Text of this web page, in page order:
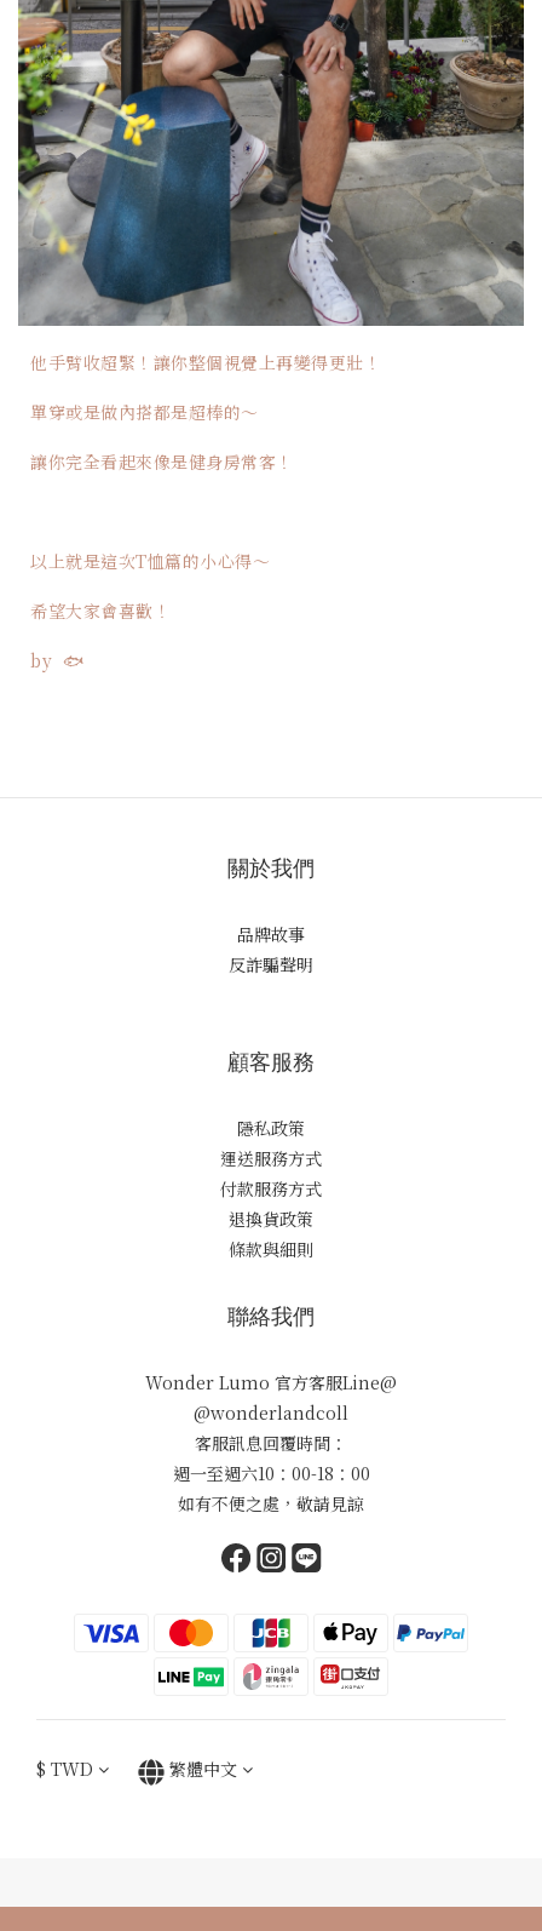
他手臂收超緊！讓你整個視覺上再變得更壯！
單穿或是做內搭都是超棒的～
讓你完全看起來像是健身房常客！
以上就是這次T恤篇的小心得～
希望大家會喜歡！
by 🐟
關於我們
品牌故事
反詐騙聲明
顧客服務
隱私政策
運送服務方式
付款服務方式
退換貨政策
條款與細則
聯絡我們
Wonder Lumo 官方客服Line@
@wonderlandcoll
客服訊息回覆時間：
週一至週六10：00-18：00
如有不便之處，敬請見諒
$ TWD 繁體中文